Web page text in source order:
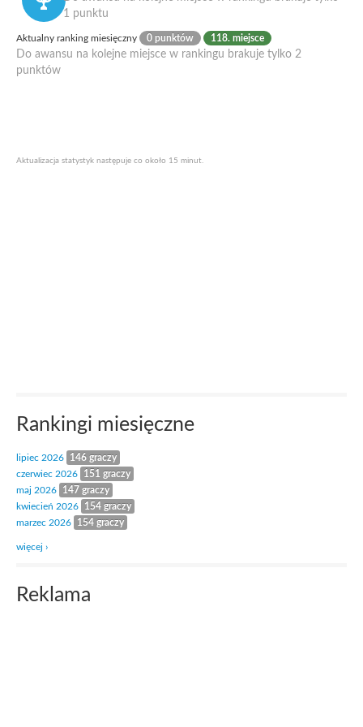
1 punktu
Aktualny ranking miesięczny 0 punktów 118. miejsce
Do awansu na kolejne miejsce w rankingu brakuje tylko 2
punktów
Aktualizacja statystyk następuje co około 15 minut.
Rankingi miesięczne
lipiec 2026
146 graczy
czerwiec 2026
151 graczy
maj 2026
147 graczy
kwiecień 2026
154 graczy
marzec 2026
154 graczy
więcej ›
Reklama